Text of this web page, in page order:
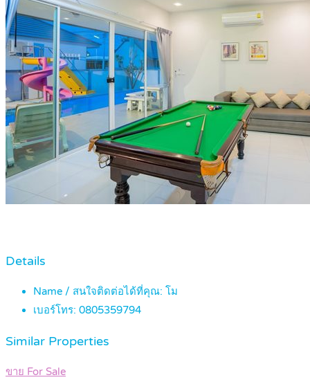
Details
Name / สนใจติดต่อได้ที่คุณ: โม
เบอร์โทร: 0805359794
Similar Properties
ขาย For Sale